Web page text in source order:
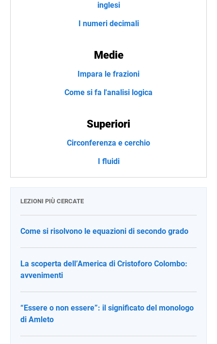
inglesi
I numeri decimali
Medie
Impara le frazioni
Come si fa l'analisi logica
Superiori
Circonferenza e cerchio
I fluidi
LEZIONI PIÙ CERCATE
Come si risolvono le equazioni di secondo grado
La scoperta dell’America di Cristoforo Colombo:
avvenimenti
“Essere o non essere”: il significato del monologo
di Amleto